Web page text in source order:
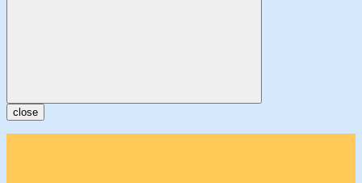
close